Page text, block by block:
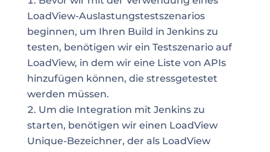
LoadView-Auslastungstestszenarios
beginnen, um Ihren Build in Jenkins zu
testen, benötigen wir ein Testszenario auf
LoadView, in dem wir eine Liste von APIs
hinzufügen können, die stressgetestet
werden müssen.
Um die Integration mit Jenkins zu
starten, benötigen wir einen LoadView
Unique-Bezeichner, der als LoadView